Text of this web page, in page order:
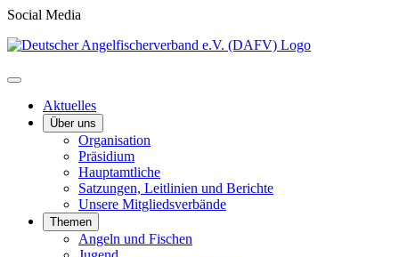
Social Media
Aktuelles
Über uns
Organisation
Präsidium
Hauptamtliche
Satzungen, Leitlinien und Berichte
Unsere Mitgliedsverbände
Themen
Angeln und Fischen